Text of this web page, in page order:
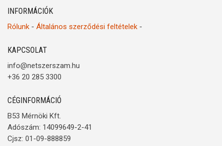
INFORMÁCIÓK
Rólunk - Általános szerződési feltételek -
KAPCSOLAT
info@netszerszam.hu
+36 20 285 3300
CÉGINFORMÁCIÓ
B53 Mérnöki Kft.
Adószám: 14099649-2-41
Cjsz: 01-09-888859